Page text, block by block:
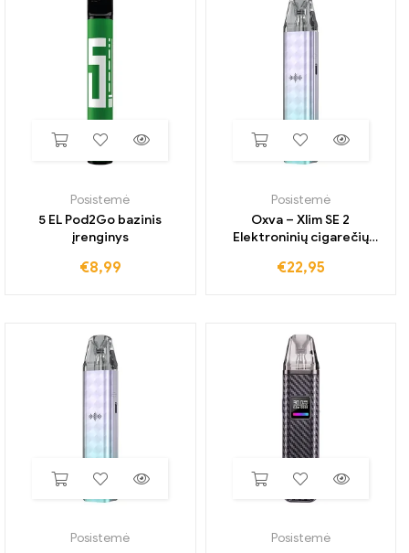
Posistemė
5 EL Pod2Go bazinis
įrenginys
€8,99
Posistemė
Oxva – Xlim SE 2
Elektroninių cigarečių
€22,95
Posistemė
Posistemė